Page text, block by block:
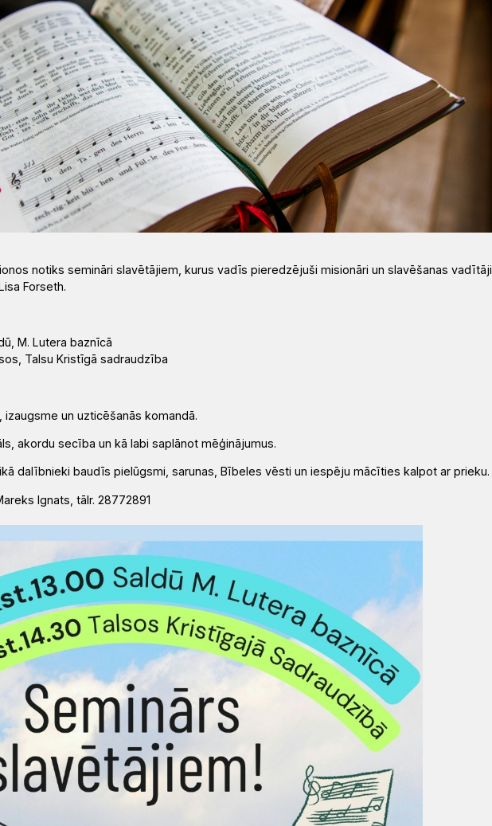
notiks semināri slavētājiem, kurus vadīs pieredzējuši misionāri un slavēšanas vadītāji
Forseth.
M. Lutera baznīcā
Talsu Kristīgā sadraudzība
un uzticēšanās komandā.
akordu secība un kā labi saplānot mēģinājumus.
dalībnieki baudīs pielūgsmi, sarunas, Bībeles vēsti un iespēju mācīties kalpot ar prieku.
Ignats, tālr. 28772891